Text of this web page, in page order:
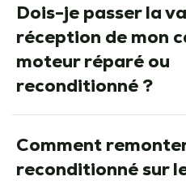
Dois-je passer la
réception de mon
moteur réparé ou
reconditionné ?
Comment
reconditionné sur